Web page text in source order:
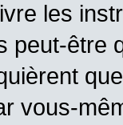
les
peut-être
vous-